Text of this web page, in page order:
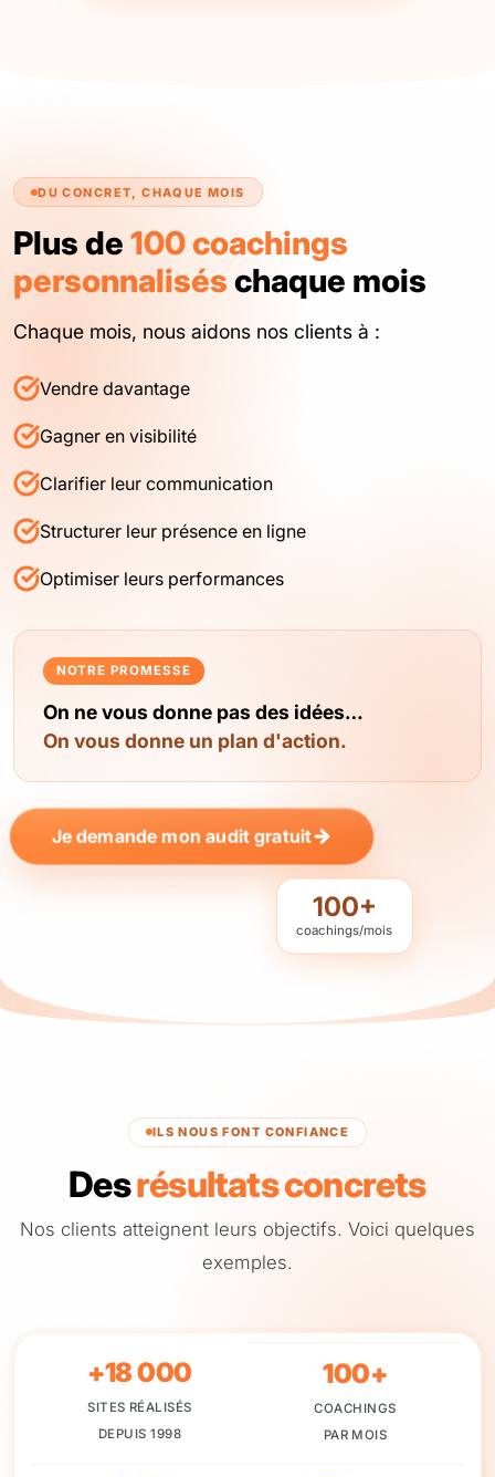
DU CONCRET, CHAQUE MOIS
Plus de 100 coachings
personnalisés chaque mois
Chaque mois, nous aidons nos clients à :
Vendre davantage
Gagner en visibilité
Clarifier leur communication
Structurer leur présence en ligne
Optimiser leurs performances
NOTRE PROMESSE
On ne vous donne pas des idées…
On vous donne un plan d'action.
Je demande mon audit gratuit
100+
coachings/mois
ILS NOUS FONT CONFIANCE
Desrésultats concrets
Nos clients atteignent leurs objectifs. Voici quelques
exemples.
+18 000
SITES RÉALISÉS
DEPUIS 1998
100+
COACHINGS
PAR MOIS